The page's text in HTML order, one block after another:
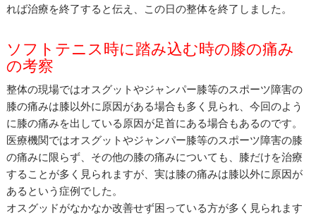
れば治療を終了すると伝え、この日の整体を終了しました。
ソフトテニス時に踏み込む時の膝の痛み
の考察
整体の現場ではオスグットやジャンパー膝等のスポーツ障害の
膝の痛みは膝以外に原因がある場合も多く見られ、今回のよう
に膝の痛みを出している原因が足首にある場合もあるのです。
医療機関ではオスグットやジャンパー膝等のスポーツ障害の膝
の痛みに限らず、その他の膝の痛みについても、膝だけを治療
することが多く見られますが、実は膝の痛みは膝以外に原因が
あるという症例でした。
オスグッドがなかなか改善せず困っている方が多く見られます